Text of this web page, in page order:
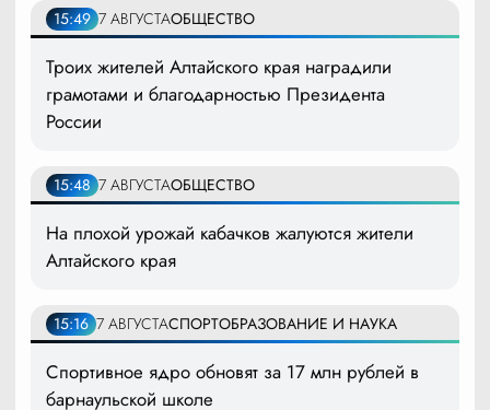
15:49 7 АВГУСТАОБЩЕСТВО
Троих жителей Алтайского края наградили
грамотами и благодарностью Президента
России
15:48 7 АВГУСТАОБЩЕСТВО
На плохой урожай кабачков жалуются жители
Алтайского края
15:16 7 АВГУСТАСПОРТОБРАЗОВАНИЕ И НАУКА
Спортивное ядро обновят за 17 млн рублей в
барнаульской школе